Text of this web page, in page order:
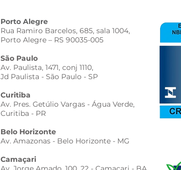
Porto Alegre
Rua Ramiro Barcelos, 685, sala 1004,
Porto Alegre – RS 90035-005
São Paulo
Av. Paulista, 1471, conj 1110,
Jd Paulista - São Paulo - SP
Curitiba
Av. Pres. Getúlio Vargas - Água Verde,
Curitiba - PR
Belo Horizonte
Av. Amazonas - Belo Horizonte - MG
Camaçari